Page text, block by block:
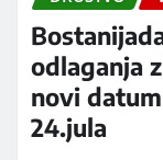
odlaganja
novi
24.jula